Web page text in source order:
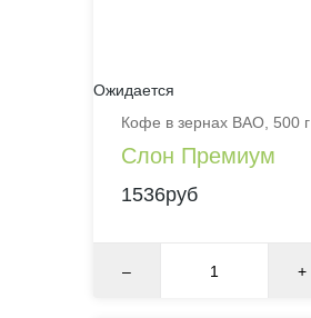
Ожидается
Кофе в зернах BAO, 500 г
Слон Премиум
1536руб
– +